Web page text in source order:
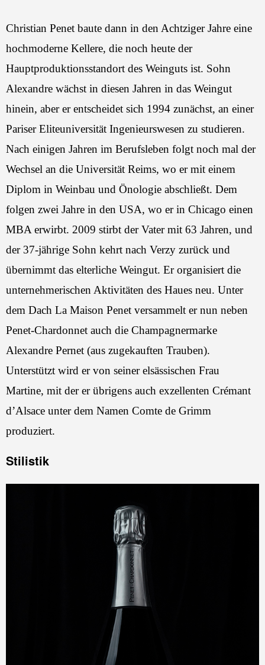
Christian Penet baute dann in den Achtziger Jahre eine
hochmoderne Kellere, die noch heute der
Hauptproduktionsstandort des Weinguts ist. Sohn
Alexandre wächst in diesen Jahren in das Weingut
hinein, aber er entscheidet sich 1994 zunächst, an einer
Pariser Eliteuniversität Ingenieurswesen zu studieren.
Nach einigen Jahren im Berufsleben folgt noch mal der
Wechsel an die Universität Reims, wo er mit einem
Diplom in Weinbau und Önologie abschließt. Dem
folgen zwei Jahre in den USA, wo er in Chicago einen
MBA erwirbt. 2009 stirbt der Vater mit 63 Jahren, und
der 37-jährige Sohn kehrt nach Verzy zurück und
übernimmt das elterliche Weingut. Er organisiert die
unternehmerischen Aktivitäten des Haues neu. Unter
dem Dach La Maison Penet versammelt er nun neben
Penet-Chardonnet auch die Champagnermarke
Alexandre Pernet (aus zugekauften Trauben).
Unterstützt wird er von seiner elsässischen Frau
Martine, mit der er übrigens auch exzellenten Crémant
d’Alsace unter dem Namen Comte de Grimm
produziert.
Stilistik